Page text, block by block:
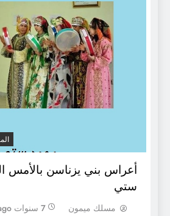
أعراس بني يزناسن بالأمس
ستي
مسلك ميمون 7 سنوات ago